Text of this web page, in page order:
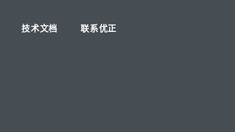
技术文档 联系优正